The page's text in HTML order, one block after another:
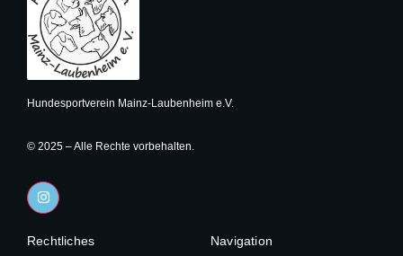
Hundesportverein Mainz-Laubenheim e.V.
© 2025 – Alle Rechte vorbehalten.
I
n
s
a
Rechtliches Navigation